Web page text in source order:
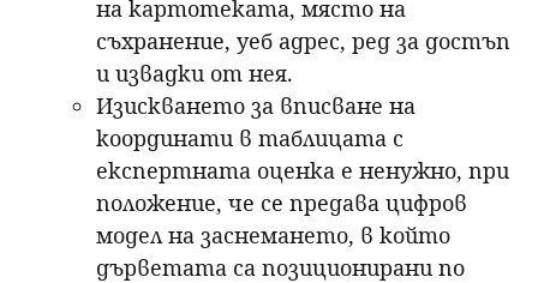
на картотеката, място на
съхранение, уеб адрес, ред за достъп
и извадки от нея.
Изискването за вписване на
координати в таблицата с
експертната оценка е ненужно, при
положение, че се предава цифров
модел на заснемането, в който
дърветата са позиционирани по